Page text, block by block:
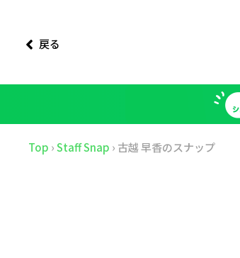
戻る
Top ›Staff Snap › 古越 早香のスナップ